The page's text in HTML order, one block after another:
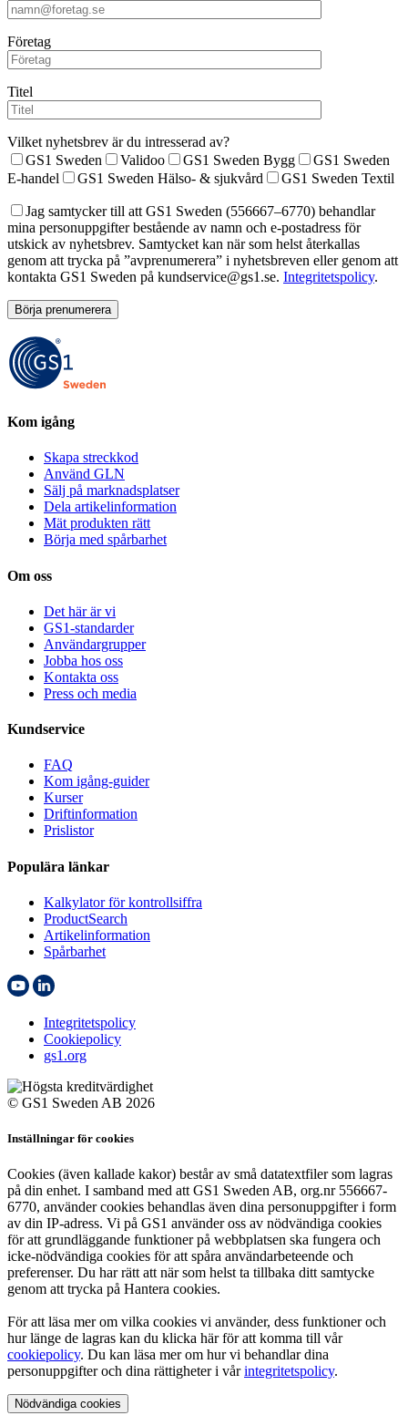
Företag
Titel
Vilket nyhetsbrev är du intresserad av?
GS1 Sweden
Validoo GS1 Sweden Bygg
GS1 Sweden
E-handel
GS1 Sweden Hälso- & sjukvård GS1 Sweden Textil
Jag samtycker till att GS1 Sweden (556667–6770) behandlar
mina personuppgifter bestående av namn och e-postadress för
utskick av nyhetsbrev. Samtycket kan när som helst återkallas
genom att trycka på ”avprenumerera” i nyhetsbreven eller genom att
kontakta GS1 Sweden på kundservice@gs1.se. Integritetspolicy.
leave
this
field
empty.
Kom igång
Skapa streckkod
Använd GLN
Sälj på marknadsplatser
Dela artikelinformation
Mät produkten rätt
Börja med spårbarhet
Om oss
Det här är vi
GS1-standarder
Användargrupper
Jobba hos oss
Kontakta oss
Press och media
Kundservice
FAQ
Kom igång-guider
Kurser
Driftinformation
Prislistor
Populära länkar
Kalkylator för kontrollsiffra
ProductSearch
Artikelinformation
Spårbarhet
Integritetspolicy
Cookiepolicy
gs1.org
© GS1 Sweden AB 2026
Inställningar för cookies
Cookies (även kallade kakor) består av små datatextfiler som lagras
på din enhet. I samband med att GS1 Sweden AB, org.nr 556667-
6770, använder cookies behandlas även dina personuppgifter i form
av din IP-adress. Vi på GS1 använder oss av nödvändiga cookies
för att grundläggande funktioner på webbplatsen ska fungera och
icke-nödvändiga cookies för att spåra användarbeteende och
preferenser. Du har rätt att när som helst ta tillbaka ditt samtycke
genom att trycka på Hantera cookies.
För att läsa mer om vilka cookies vi använder, dess funktioner och
hur länge de lagras kan du klicka här för att komma till vår
cookiepolicy. Du kan läsa mer om hur vi behandlar dina
personuppgifter och dina rättigheter i vårintegritetspolicy.
Nödvändiga cookies